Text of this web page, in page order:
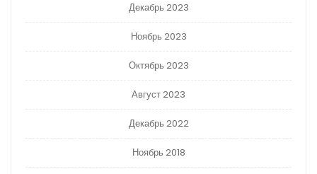
Декабрь 2023
Ноябрь 2023
Октябрь 2023
Август 2023
Декабрь 2022
Ноябрь 2018